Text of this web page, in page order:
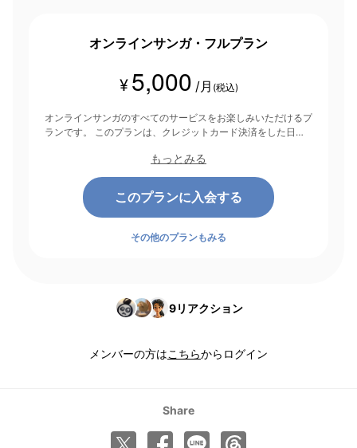
オンラインサンガ・フルプラン
¥ 5,000 /月 (税込)
オンラインサンガのすべてのサービスをお楽しみいただけるプ
ランです。 このプランは、クレジットカード決済をした日を
もっとみる
このプランに入会する
その他のプランもみる
9リアクション
メンバーの方はこちらからログイン
Share